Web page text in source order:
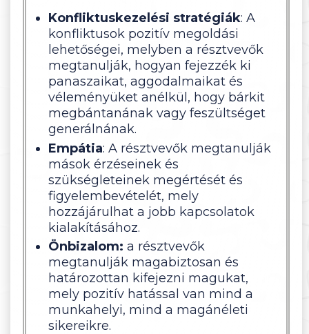
Konfliktuskezelési stratégiák: A
konfliktusok pozitív megoldási
lehetőségei, melyben a résztvevők
megtanulják, hogyan fejezzék ki
panaszaikat, aggodalmaikat és
véleményüket anélkül, hogy bárkit
megbántanának vagy feszültséget
generálnának.
Empátia: A résztvevők megtanulják
mások érzéseinek és
szükségleteinek megértését és
figyelembevételét, mely
hozzájárulhat a jobb kapcsolatok
kialakításához.
Önbizalom: a résztvevők
megtanulják magabiztosan és
határozottan kifejezni magukat,
mely pozitív hatással van mind a
munkahelyi, mind a magánéleti
sikereikre.